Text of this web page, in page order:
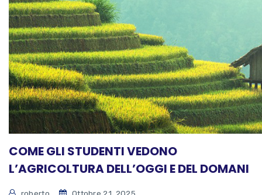
COME GLI STUDENTI VEDONO
L’AGRICOLTURA DELL’OGGI E DEL DOMANI